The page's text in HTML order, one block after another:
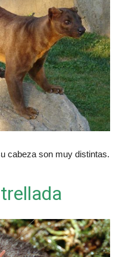
cabeza son muy distintas.